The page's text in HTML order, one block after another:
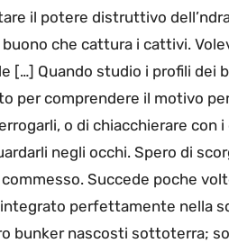
il potere distruttivo
che cattura i cattivi.
[…] Quando studio i profili dei
per comprendere il motivo
o di chiacchierare
negli occhi. Spero di
Succede poche
perfettamente nella
bunker nascosti sottoterra;